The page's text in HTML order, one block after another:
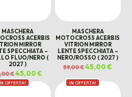
MASCHERA
ACERBIS
MIRROR
SPECCHIATA –
FLUO/NERO (
2027 )
€Il
prezzo
originale
era:
45,00€Il
prezzo
attuale
45,00 €.
MASCHERA
MOTOCROSS ACERBIS
VITRION MIRROR
LENTE SPECCHIATA –
NERO/ROSSO ( 2027 )
59,00€Il
prezzo
era:
59,00 €.
45,00€
è:
45,00
OFFERTA! IN OFFERTA!